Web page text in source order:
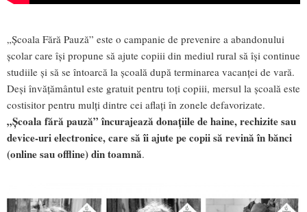
„Școala Fără Pauză” este o campanie de prevenire a abandonului
școlar care își propune să ajute copiii din mediul rural să își continue
studiile și să se întoarcă la școală după terminarea vacanței de vară.
Deși învățământul este gratuit pentru toți copiii, mersul la școală este
costisitor pentru mulți dintre cei aflați în zonele defavorizate.
„Școala fără pauză” încurajează donațiile de haine, rechizite sau
device-uri electronice, care să îi ajute pe copii să revină în bănci
(online sau offline) din toamnă.